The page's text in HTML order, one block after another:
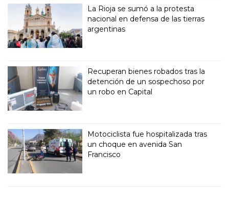
La Rioja se sumó a la protesta
nacional en defensa de las tierras
argentinas
Recuperan bienes robados tras la
detención de un sospechoso por
un robo en Capital
Motociclista fue hospitalizada tras
un choque en avenida San
Francisco